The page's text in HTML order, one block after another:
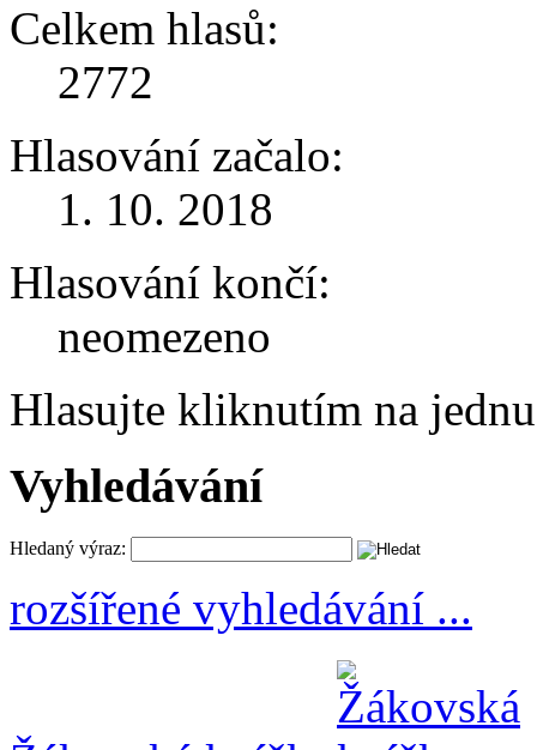
Celkem hlasů:
2772
Hlasování začalo:
1. 10. 2018
Hlasování končí:
neomezeno
Hlasujte kliknutím na
Vyhledávání
Hledaný výraz:
rozšířené vyhledávání ...